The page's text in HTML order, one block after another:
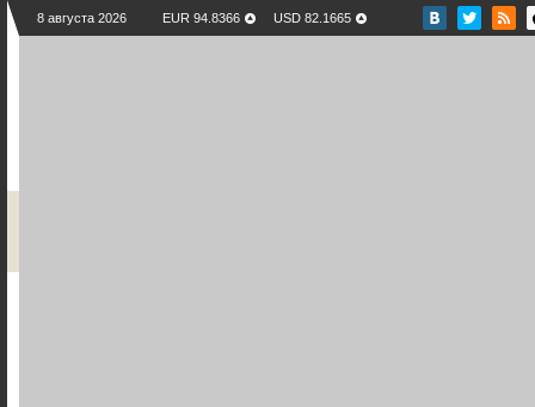
8 августа 2026 EUR 94.8366 USD 82.1665